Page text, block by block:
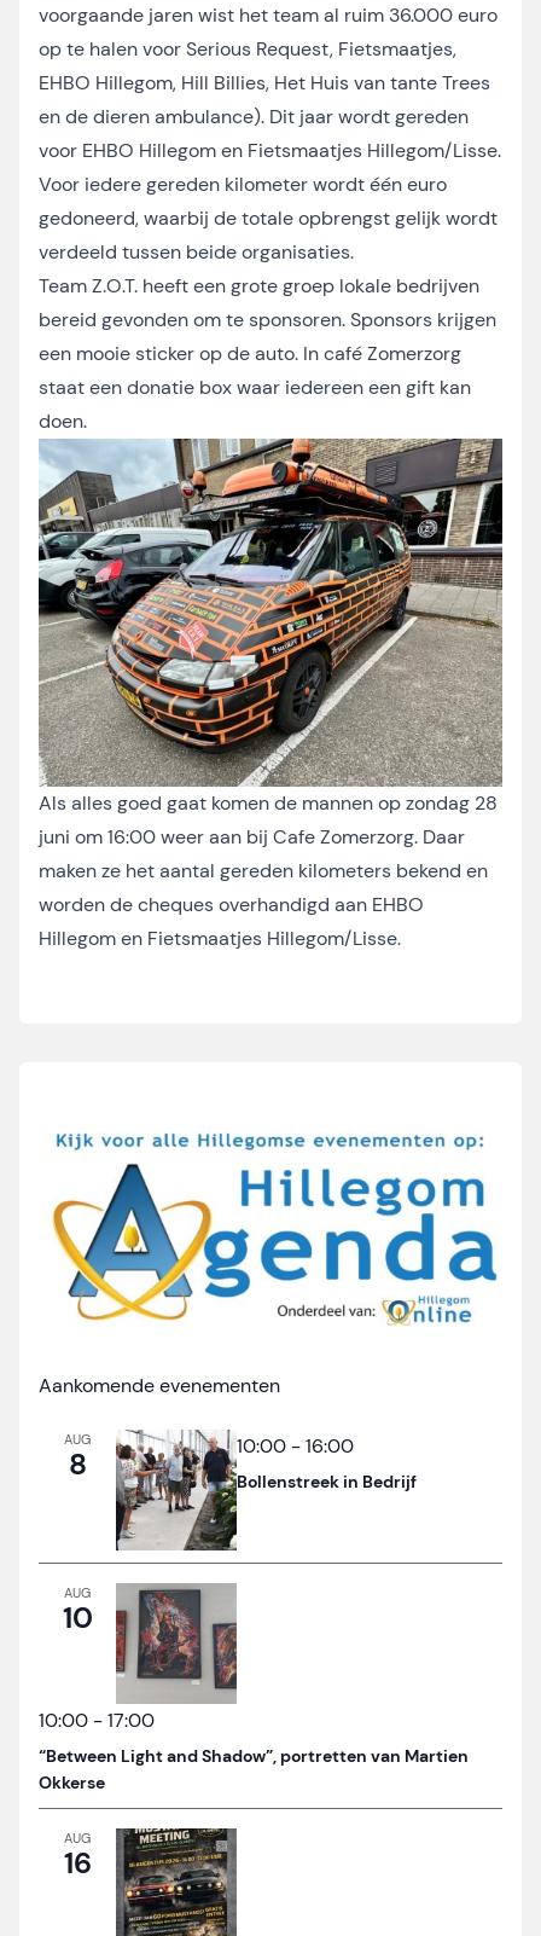
voorgaande jaren wist het team al ruim 36.000 euro
op te halen voor Serious Request, Fietsmaatjes,
EHBO Hillegom, Hill Billies, Het Huis van tante Trees
en de dieren ambulance). Dit jaar wordt gereden
voor EHBO Hillegom en Fietsmaatjes Hillegom/Lisse.
Voor iedere gereden kilometer wordt één euro
gedoneerd, waarbij de totale opbrengst gelijk wordt
verdeeld tussen beide organisaties.
Team Z.O.T. heeft een grote groep lokale bedrijven
bereid gevonden om te sponsoren. Sponsors krijgen
een mooie sticker op de auto. In café Zomerzorg
staat een donatie box waar iedereen een gift kan
doen.
Als alles goed gaat komen de mannen op zondag 28
juni om 16:00 weer aan bij Cafe Zomerzorg. Daar
maken ze het aantal gereden kilometers bekend en
worden de cheques overhandigd aan EHBO
Hillegom en Fietsmaatjes Hillegom/Lisse.
Aankomende evenementen
AUG
8 10:00 -16:00
Bollenstreek in Bedrijf
AUG
10
10:00 -17:00
“Between Light and Shadow”, portretten van Martien
Okkerse
AUG
16